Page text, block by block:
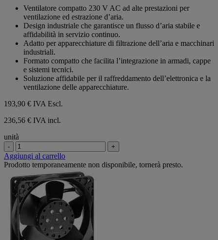
Ventilatore compatto 230 V AC ad alte prestazioni per
ventilazione ed estrazione d’aria.
Design industriale che garantisce un flusso d’aria stabile e
affidabilità in servizio continuo.
Adatto per apparecchiature di filtrazione dell’aria e macchinari
industriali.
Formato compatto che facilita l’integrazione in armadi, cappe
e sistemi tecnici.
Soluzione affidabile per il raffreddamento dell’elettronica e la
ventilazione delle apparecchiature.
193,90 € IVA Escl.
236,56 € IVA incl.
unità
- +
Aggiungi al carrello
Prodotto temporaneamente non disponibile, tornerà presto.